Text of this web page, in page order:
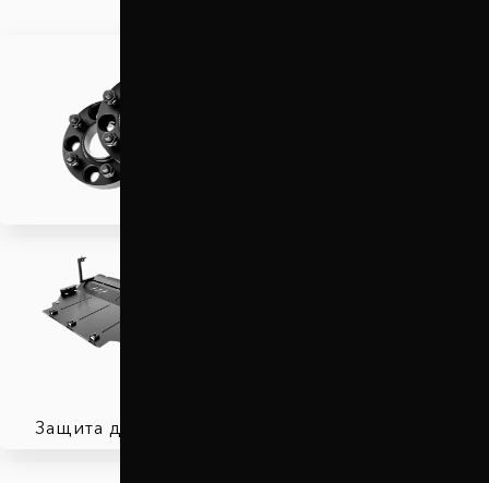
Защита двигателя